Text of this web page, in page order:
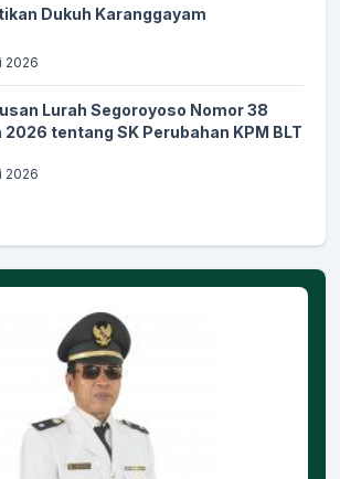
Dukuh Karanggayam
2026
Lurah Segoroyoso Nomor 38
2026 tentang SK Perubahan KPM BLT
2026